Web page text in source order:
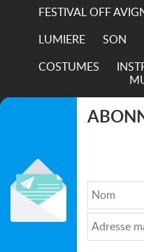
FESTIVAL OFF
LUMIERE SON
COSTUMES
TRANSPORTS
Qui sommes nous ?|
Politique de